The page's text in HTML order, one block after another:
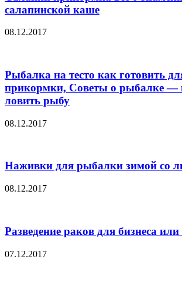
салапинской каше
08.12.2017
Рыбалка на тесто как готовить
прикормки, Советы о рыбалке —
ловить рыбу
08.12.2017
Наживки для рыбалки зимой со
08.12.2017
Разведение раков для бизнеса
07.12.2017